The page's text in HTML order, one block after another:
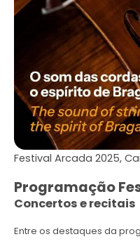
Festival Arcada 2025,
Programação
Concertos e recitais
Entre os destaques da